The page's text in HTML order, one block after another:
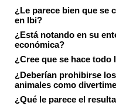
¿Le parece bien que se
en Ibi?
¿Está notando en su
económica?
¿Cree que se hace
¿Deberían prohibirse
animales como
¿Qué le parece el